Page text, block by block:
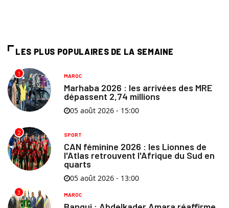
LES PLUS POPULAIRES DE LA SEMAINE
1 MAROC
Marhaba 2026 : les arrivées des MRE
dépassent 2,74 millions
05 août 2026 - 15:00
2 SPORT
CAN féminine 2026 : les Lionnes de
l'Atlas retrouvent l'Afrique du Sud en
quarts
05 août 2026 - 13:00
3 MAROC